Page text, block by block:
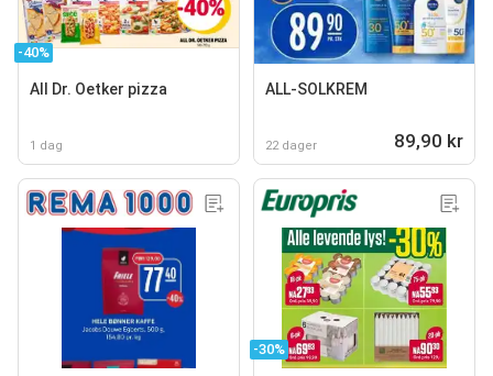
-40%
All Dr. Oetker pizza
1 dag
ALL-SOLKREM
22 dager 89,90 kr
-30%